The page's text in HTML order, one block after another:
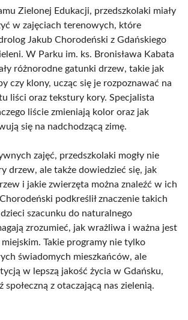
Zielonej Edukacji, przedszkolaki miały
w zajęciach terenowych, które
Jakub Chorodeński z Gdańskiego
W Parku im. ks. Bronisława Kabata
różnorodne gatunki drzew, takie jak
czy klony, ucząc się je rozpoznawać na
liści oraz tekstury kory. Specjalista
liście zmieniają kolor oraz jak
się na nadchodzącą zimę.
zajęć, przedszkolaki mogły nie
drzew, ale także dowiedzieć się, jak
i jakie zwierzęta można znaleźć w ich
podkreślił znaczenie takich
szacunku do naturalnego
zrozumieć, jak wrażliwa i ważna jest
Takie programy nie tylko
świadomych mieszkańców, ale
w lepszą jakość życia w Gdańsku,
społeczną z otaczającą nas zielenią.